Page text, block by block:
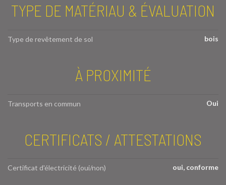
TYPE DE MATÉRIAU & ÉVALUATION
Type de revêtement de sol bois
À PROXIMITÉ
Transports en commun Oui
CERTIFICATS / ATTESTATIONS
Certificat d'électricité (oui/non) oui, conforme